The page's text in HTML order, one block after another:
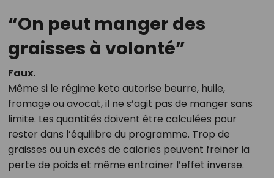
“On peut manger des
graisses à volonté”
Faux.
Même si le régime keto autorise beurre, huile,
fromage ou avocat, il ne s’agit pas de manger sans
limite. Les quantités doivent être calculées pour
rester dans l’équilibre du programme. Trop de
graisses ou un excès de calories peuvent freiner la
perte de poids et même entraîner l’effet inverse.